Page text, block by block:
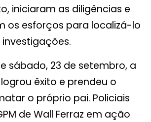
iniciaram as diligências e
os esforços para localizá-lo
sábado, 23 de setembro, a
êxito e prendeu o
o próprio pai. Policiais
de Wall Ferraz em ação